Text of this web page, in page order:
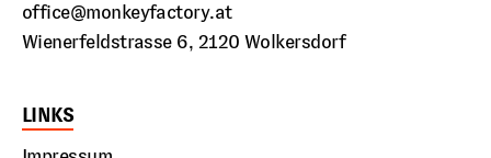
office@monkeyfactory.at
Wienerfeldstrasse 6, 2120 Wolkersdorf
LINKS